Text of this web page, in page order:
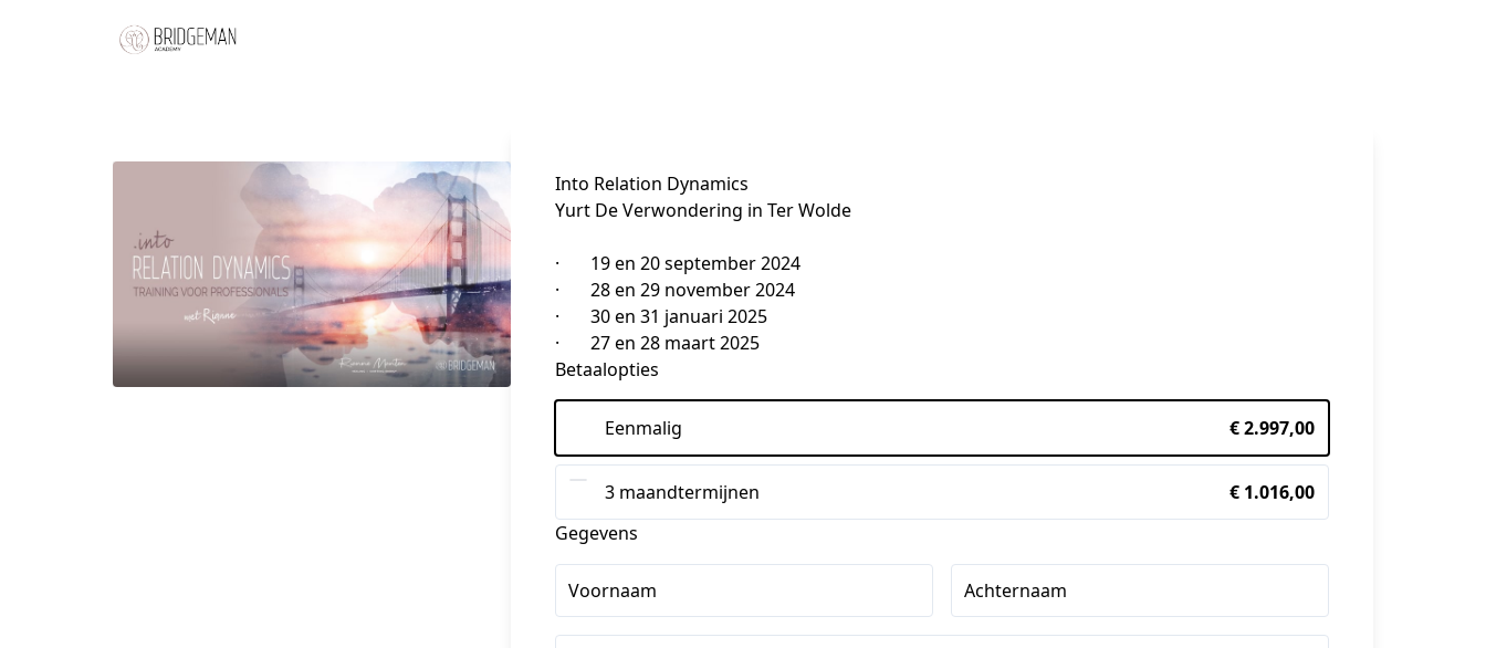
Into Relation Dynamics
Yurt De Verwondering in Ter Wolde
·       19 en 20 september 2024
·       28 en 29 november 2024
·       30 en 31 januari 2025
·       27 en 28 maart 2025
Betaalopties
Eenmalig € 2.997,00
3 maandtermijnen
€ 1.016,00
Gegevens
Voornaam Achternaam